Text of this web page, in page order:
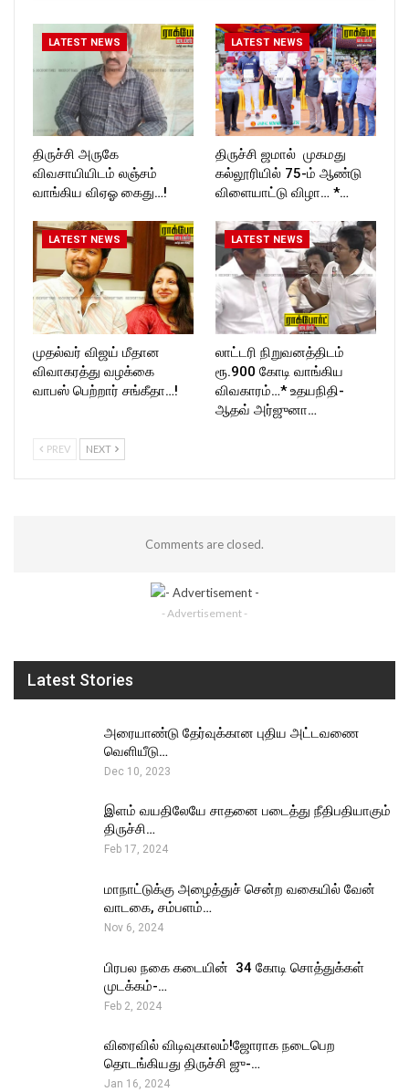
LATEST NEWS
திருச்சி அருகே
விவசாயியிடம் லஞ்சம்
வாங்கிய விஏஓ கைது…!
LATEST NEWS
திருச்சி ஜமால் முகமது
கல்லூரியில் 75-ம் ஆண்டு
விளையாட்டு விழா… *…
LATEST NEWS
முதல்வர் விஜய் மீதான
விவாகரத்து வழக்கை
வாபஸ் பெற்றார் சங்கீதா…!
LATEST NEWS
லாட்டரி நிறுவனத்திடம்
ரூ.900 கோடி வாங்கிய
விவகாரம்…* உதயநிதி-
ஆதவ் அர்ஜுனா…
PREV NEXT
Comments are closed.
- Advertisement -
Latest Stories
அரையாண்டு தேர்வுக்கான புதிய அட்டவணை
வெளியீடு…
Dec 10, 2023
இளம் வயதிலேயே சாதனை படைத்து நீதிபதியாகும்
திருச்சி…
Feb 17, 2024
மாநாட்டுக்கு அழைத்துச் சென்ற வகையில் வேன்
வாடகை, சம்பளம்…
Nov 6, 2024
பிரபல நகை கடையின் ₹ 34 கோடி சொத்துக்கள்
முடக்கம்-…
Feb 2, 2024
விரைவில் விடிவுகாலம்!ஜோராக நடைபெற
தொடங்கியது திருச்சி ஜு-…
Jan 16, 2024